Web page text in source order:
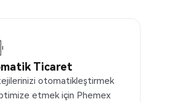
Ticaret
otomatikleştirmek
etmek için Phemex